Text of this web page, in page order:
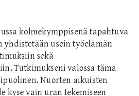
kolmekymppisenä tapahtuva
yhdistetään usein työelämän
sekä
Tutkimukseni valossa tämä
Nuorten aikuisten
kyse vain uran tekemiseen